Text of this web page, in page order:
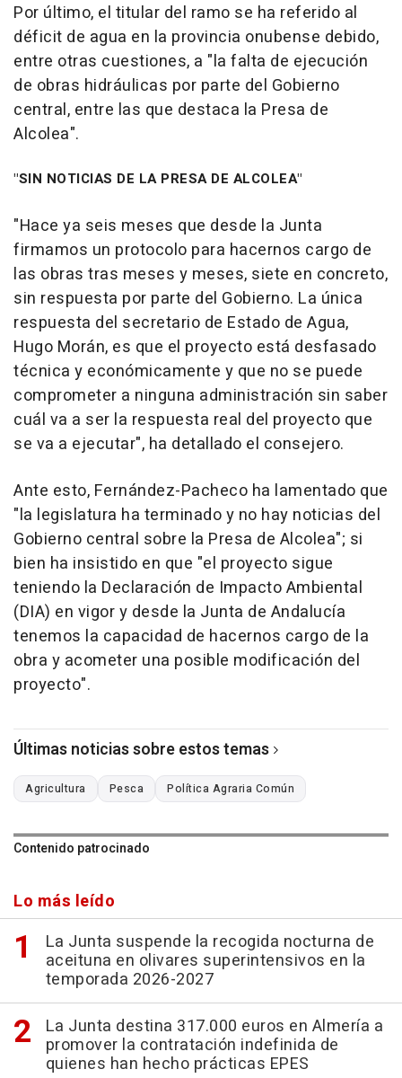
Por último, el titular del ramo se ha referido al
déficit de agua en la provincia onubense debido,
entre otras cuestiones, a "la falta de ejecución
de obras hidráulicas por parte del Gobierno
central, entre las que destaca la Presa de
Alcolea".
"SIN NOTICIAS DE LA PRESA DE ALCOLEA"
"Hace ya seis meses que desde la Junta
firmamos un protocolo para hacernos cargo de
las obras tras meses y meses, siete en concreto,
sin respuesta por parte del Gobierno. La única
respuesta del secretario de Estado de Agua,
Hugo Morán, es que el proyecto está desfasado
técnica y económicamente y que no se puede
comprometer a ninguna administración sin saber
cuál va a ser la respuesta real del proyecto que
se va a ejecutar", ha detallado el consejero.
Ante esto, Fernández-Pacheco ha lamentado que
"la legislatura ha terminado y no hay noticias del
Gobierno central sobre la Presa de Alcolea"; si
bien ha insistido en que "el proyecto sigue
teniendo la Declaración de Impacto Ambiental
(DIA) en vigor y desde la Junta de Andalucía
tenemos la capacidad de hacernos cargo de la
obra y acometer una posible modificación del
proyecto".
Últimas noticias sobre estos temas
Agricultura Pesca Política Agraria Común
Contenido patrocinado
Lo más leído
La Junta suspende la recogida nocturna de
aceituna en olivares superintensivos en la
temporada 2026-2027
La Junta destina 317.000 euros en Almería a
promover la contratación indefinida de
quienes han hecho prácticas EPES